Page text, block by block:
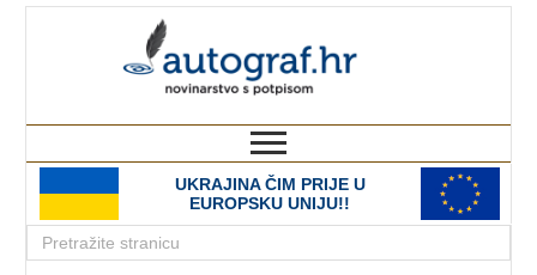
UKRAJINA ČIM PRIJE U
EUROPSKU UNIJU!!